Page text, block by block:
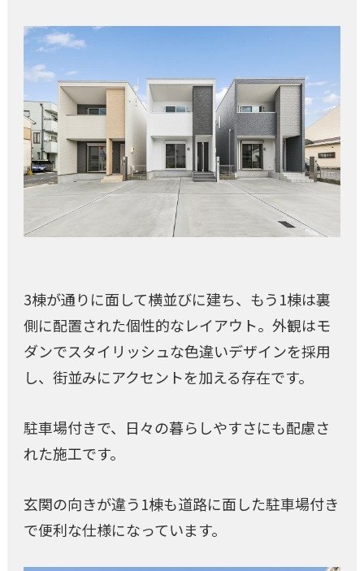
3棟が通りに面して横並びに建ち、もう1棟は裏
側に配置された個性的なレイアウト。外観はモ
ダンでスタイリッシュな色違いデザインを採用
し、街並みにアクセントを加える存在です。
駐車場付きで、日々の暮らしやすさにも配慮さ
れた施工です。
玄関の向きが違う1棟も道路に面した駐車場付き
で便利な仕様になっています。